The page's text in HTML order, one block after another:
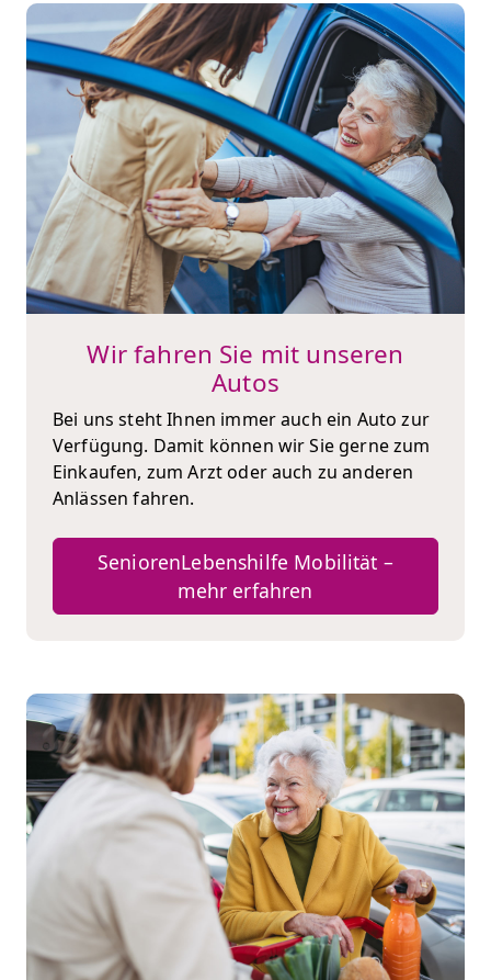
Wir fahren Sie mit unseren
Autos
Bei uns steht Ihnen immer auch ein Auto zur
Verfügung. Damit können wir Sie gerne zum
Einkaufen, zum Arzt oder auch zu anderen
Anlässen fahren.
SeniorenLebenshilfe Mobilität –
mehr erfahren